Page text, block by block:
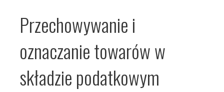
Przechowywanie i
oznaczanie towarów w
składzie podatkowym